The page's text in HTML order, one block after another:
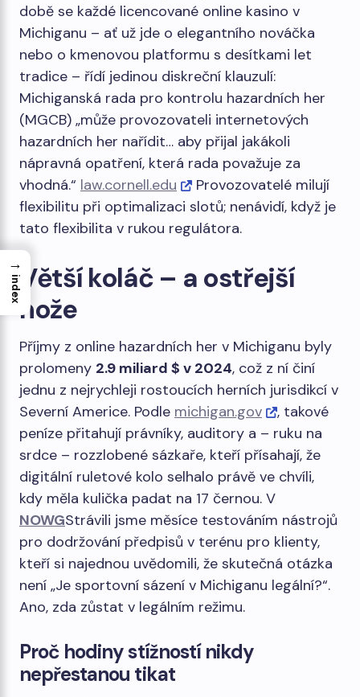
době se každé licencované online kasino v
Michiganu – ať už jde o elegantního nováčka
nebo o kmenovou platformu s desítkami let
tradice – řídí jedinou diskreční klauzulí:
Michiganská rada pro kontrolu hazardních her
(MGCB) „může provozovateli internetových
hazardních her nařídit… aby přijal jakákoli
nápravná opatření, která rada považuje za
vhodná.“ law.cornell.edu
Provozovatelé milují
flexibilitu při optimalizaci slotů; nenávidí, když je
tato flexibilita v rukou regulátora.
Větší koláč – a ostřejší
nože
Příjmy z online hazardních her v Michiganu byly
prolomeny 2.9 miliard $ v 2024, což z ní činí
jednu z nejrychleji rostoucích herních jurisdikcí v
Severní Americe. Podle michigan.gov
, takové
peníze přitahují právníky, auditory a – ruku na
srdce – rozzlobené sázkaře, kteří přísahají, že
digitální ruletové kolo selhalo právě ve chvíli,
kdy měla kulička padat na 17 černou. V
NOWGStrávili jsme měsíce testováním nástrojů
pro dodržování předpisů v terénu pro klienty,
kteří si najednou uvědomili, že skutečná otázka
není „Je sportovní sázení v Michiganu legální?“.
Ano, zda zůstat v legálním režimu.
Proč hodiny stížností nikdy
nepřestanou tikat
→
index